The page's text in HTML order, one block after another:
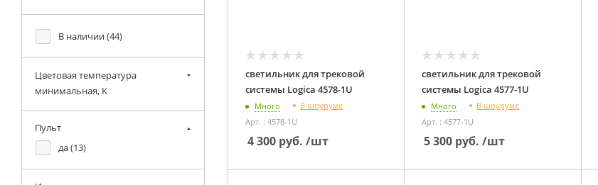
светильник для трековой
системы Logica 4578-1U
Много
В шоуруме
Арт. : 4578-1U
4 300 руб. /шт
светильник для трековой
системы Logica 4577-1U
Много
В шоуруме
Арт. : 4577-1U
5 300 руб. /шт
В наличии (44)
Цветовая температура
минимальная, K
Пульт
да (13)